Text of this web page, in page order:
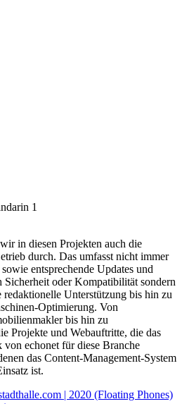
1
in diesen Projekten auch die
durch. Das umfasst nicht immer
entsprechende Updates und
oder Kompatibilität sondern
Unterstützung bis hin zu
Optimierung. Von
bis hin zu
Projekte und Webauftritte, die das
echonet für diese Branche
das Content-Management-System
ist.